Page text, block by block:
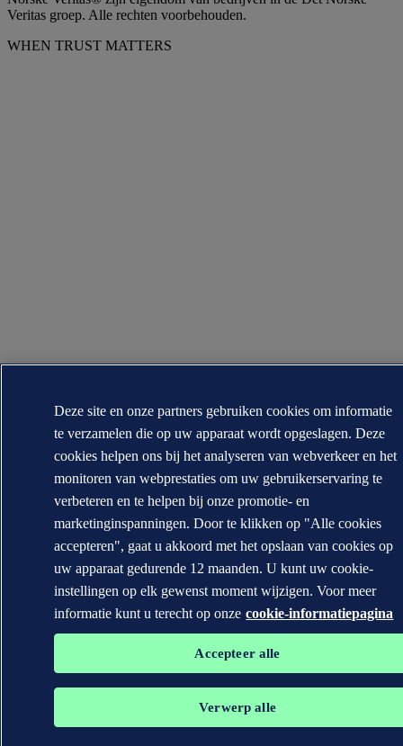
Veritas groep. Alle rechten voorbehouden.
WHEN TRUST MATTERS
Deze site en onze partners gebruiken cookies om informatie
te verzamelen die op uw apparaat wordt opgeslagen. Deze
cookies helpen ons bij het analyseren van webverkeer en het
monitoren van webprestaties om uw gebruikerservaring te
verbeteren en te helpen bij onze promotie- en
marketinginspanningen. Door te klikken op "Alle cookies
accepteren", gaat u akkoord met het opslaan van cookies op
uw apparaat gedurende 12 maanden. U kunt uw cookie-
instellingen op elk gewenst moment wijzigen. Voor meer
informatie kunt u terecht op onze cookie-informatiepagina
Accepteer alle
Verwerp alle